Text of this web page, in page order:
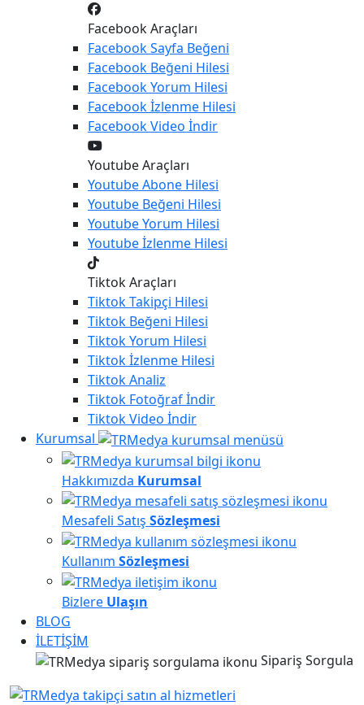
Facebook Araçları
FacebookSayfa Beğeni
Facebook Beğeni Hilesi
FacebookYorum Hilesi
Facebookİzlenme Hilesi
FacebookVideo İndir
Youtube Araçları
YoutubeAbone Hilesi
Youtube Beğeni Hilesi
YoutubeYorum Hilesi
Youtubeİzlenme Hilesi
Tiktok Araçları
TiktokTakipçi Hilesi
Tiktok Beğeni Hilesi
TiktokYorum Hilesi
Tiktokİzlenme Hilesi
TiktokAnaliz
Tiktok Fotoğraf İndir
TiktokVideo İndir
Kurumsal
Hakkımızda Kurumsal
Mesafeli Satış Sözleşmesi
Kullanım Sözleşmesi
Bizlere Ulaşın
BLOG
İLETİŞİM
Sipariş Sorgula